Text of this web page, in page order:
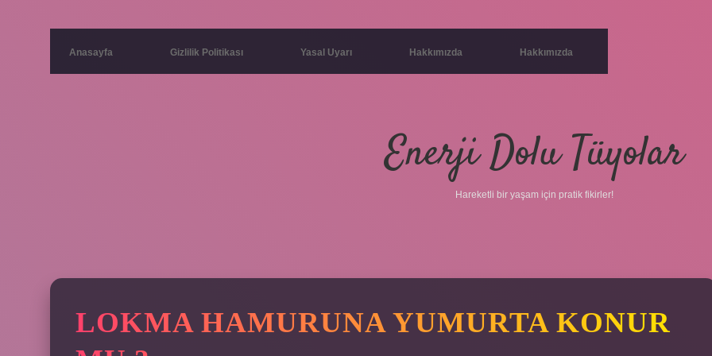
Anasayfa Gizlilik Politikası Yasal Uyarı Hakkımızda Hakkımızda
Enerji Dolu Tüyolar
Hareketli bir yaşam için pratik fikirler!
LOKMA HAMURUNA YUMURTA KONUR